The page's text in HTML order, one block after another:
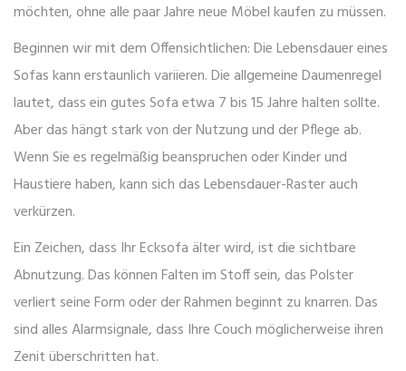
möchten, ohne alle paar Jahre neue Möbel kaufen zu müssen.
Beginnen wir mit dem Offensichtlichen: Die Lebensdauer eines
Sofas kann erstaunlich variieren. Die allgemeine Daumenregel
lautet, dass ein gutes Sofa etwa 7 bis 15 Jahre halten sollte.
Aber das hängt stark von der Nutzung und der Pflege ab.
Wenn Sie es regelmäßig beanspruchen oder Kinder und
Haustiere haben, kann sich das Lebensdauer-Raster auch
verkürzen.
Ein Zeichen, dass Ihr Ecksofa älter wird, ist die sichtbare
Abnutzung. Das können Falten im Stoff sein, das Polster
verliert seine Form oder der Rahmen beginnt zu knarren. Das
sind alles Alarmsignale, dass Ihre Couch möglicherweise ihren
Zenit überschritten hat.